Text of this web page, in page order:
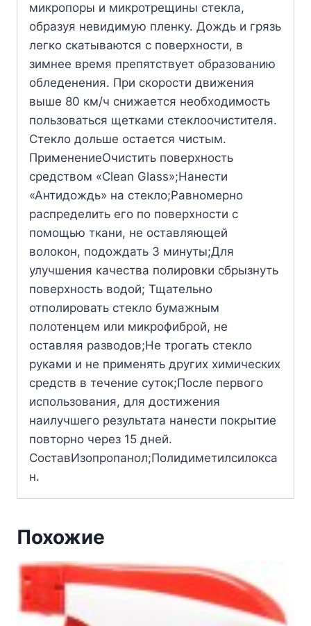
микропоры и микротрещины стекла,
образуя невидимую пленку. Дождь и грязь
легко скатываются с поверхности, в
зимнее время препятствует образованию
обледенения. При скорости движения
выше 80 км/ч снижается необходимость
пользоваться щетками стеклоочистителя.
Стекло дольше остается чистым.
ПрименениеОчистить поверхность
средством «Clean Glass»;Нанести
«Антидождь» на стекло;Равномерно
распределить его по поверхности с
помощью ткани, не оставляющей
волокон, подождать 3 минуты;Для
улучшения качества полировки сбрызнуть
поверхность водой; Тщательно
отполировать стекло бумажным
полотенцем или микрофиброй, не
оставляя разводов;Не трогать стекло
руками и не применять других химических
средств в течение суток;После первого
использования, для достижения
наилучшего результата нанести покрытие
повторно через 15 дней.
СоставИзопропанол;Полидиметилсилокса
н.
Похожие